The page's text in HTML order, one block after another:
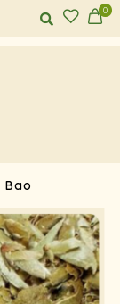
0
Bao